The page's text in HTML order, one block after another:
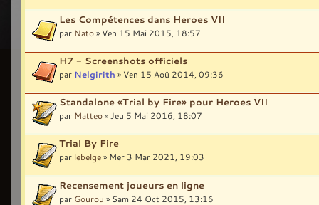
Les Compétences dans Heroes VII
par Nato» Ven 15 Mai 2015, 18:57
H7 - Screenshots officiels
par Nelgirith » Ven 15 Aoû 2014, 09:36
Standalone «Trial by Fire» pour Heroes VII
par Matteo» Jeu 5 Mai 2016, 18:07
Trial By Fire
par lebelge» Mer 3 Mar 2021, 19:03
Recensement joueurs en ligne
par Gourou » Sam 24 Oct 2015, 13:16